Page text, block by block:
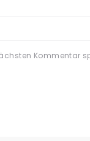
Kommentar